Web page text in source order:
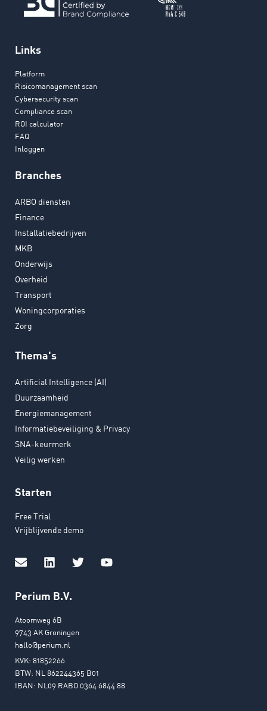
Links
Platform
Risicomanagement scan
Cybersecurity scan
Compliance scan
ROI calculator
FAQ
Inloggen
Branches
ARBO diensten
Finance
Installatiebedrijven
MKB
Onderwijs
Overheid
Transport
Woningcorporaties
Zorg
Thema's
Artificial Intelligence (AI)
Duurzaamheid
Energiemanagement
Informatiebeveiliging & Privacy
SNA-keurmerk
Veilig werken
Starten
Free Trial
Vrijblijvende demo
Perium B.V.
Atoomweg 6B
9743 AK Groningen
hallo@perium.nl
KVK: 81852266
BTW: NL 862244365 B01
IBAN: NL09 RABO 0364 6844 88